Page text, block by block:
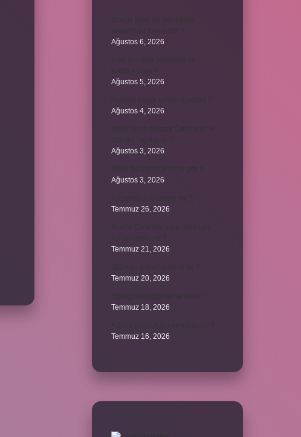
Ağustos 6, 2026
Ağustos 5, 2026
Ağustos 4, 2026
Ağustos 3, 2026
Ağustos 3, 2026
Temmuz 26, 2026
Temmuz 21, 2026
Temmuz 20, 2026
Temmuz 18, 2026
Temmuz 16, 2026